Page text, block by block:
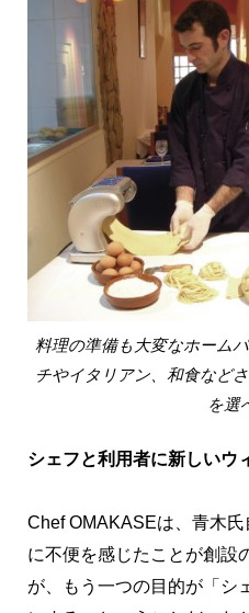
料理の準備も大変なホーム
チやイタリアン、和食など
を選
シェフと利用者に新しいウ
Chef OMAKASEは、青木
に不便を感じたことが創設
が、もう一つの目的が「シ